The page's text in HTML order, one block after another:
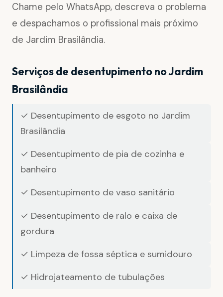
Chame pelo WhatsApp, descreva o problema
e despachamos o profissional mais próximo
de Jardim Brasilândia.
Serviços de desentupimento no Jardim
Brasilândia
✓ Desentupimento de esgoto no Jardim
Brasilândia
✓ Desentupimento de pia de cozinha e
banheiro
✓ Desentupimento de vaso sanitário
✓ Desentupimento de ralo e caixa de
gordura
✓ Limpeza de fossa séptica e sumidouro
✓ Hidrojateamento de tubulações